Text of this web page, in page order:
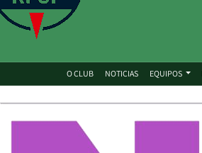
O CLUB NOTICIAS EQUIPOS